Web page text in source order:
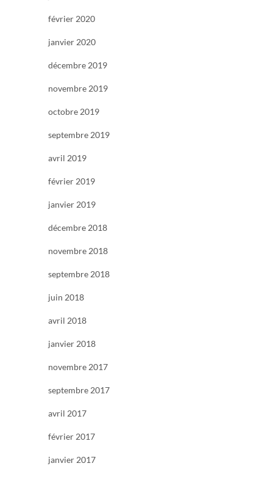
février 2020
janvier 2020
décembre 2019
novembre 2019
octobre 2019
septembre 2019
avril 2019
février 2019
janvier 2019
décembre 2018
novembre 2018
septembre 2018
juin 2018
avril 2018
janvier 2018
novembre 2017
septembre 2017
avril 2017
février 2017
janvier 2017